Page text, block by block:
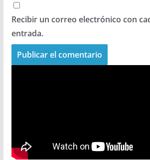
Recibir un correo electrónico con
entrada.